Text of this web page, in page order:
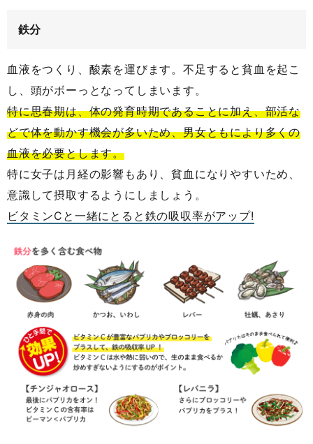
鉄分
血液をつくり、酸素を運びます。不足すると貧血を起こ
し、頭がボーっとなってしまいます。
特に思春期は、体の発育時期であることに加え、部活な
どで体を動かす機会が多いため、男女ともにより多くの
血液を必要とします。
特に女子は月経の影響もあり、貧血になりやすいため、
意識して摂取するようにしましょう。
ビタミンCと一緒にとると鉄の吸収率がアップ!